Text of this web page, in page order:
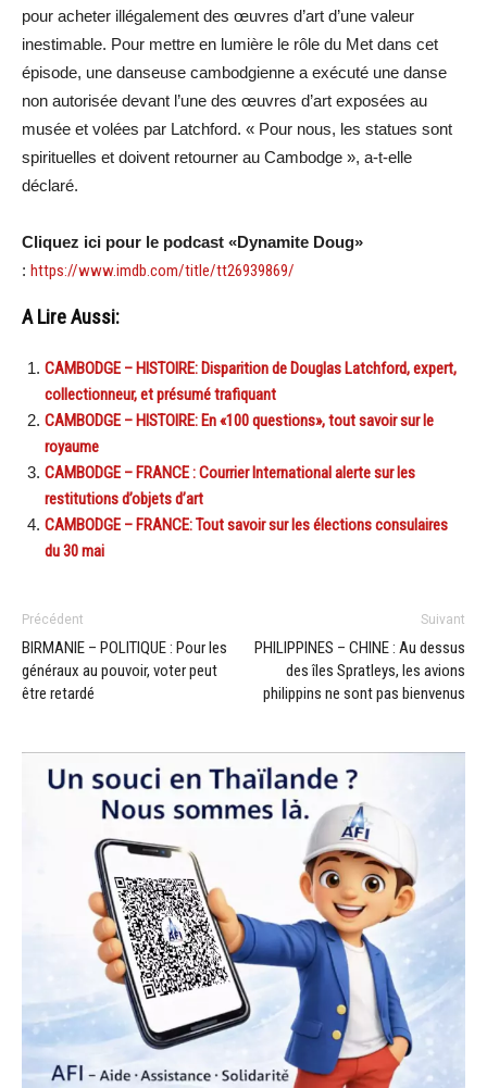
pour acheter illégalement des œuvres d’art d’une valeur
inestimable. Pour mettre en lumière le rôle du Met dans cet
épisode, une danseuse cambodgienne a exécuté une danse
non autorisée devant l’une des œuvres d’art exposées au
musée et volées par Latchford. « Pour nous, les statues sont
spirituelles et doivent retourner au Cambodge », a-t-elle
déclaré.
Cliquez ici pour le podcast «Dynamite Doug»
: https://www.imdb.com/title/tt26939869/
A Lire Aussi:
CAMBODGE – HISTOIRE: Disparition de Douglas Latchford, expert,
collectionneur, et présumé trafiquant
CAMBODGE – HISTOIRE: En «100 questions», tout savoir sur le
royaume
CAMBODGE – FRANCE : Courrier International alerte sur les
restitutions d’objets d’art
CAMBODGE – FRANCE: Tout savoir sur les élections consulaires
du 30 mai
Précédent
BIRMANIE – POLITIQUE : Pour les
généraux au pouvoir, voter peut
être retardé
Suivant
PHILIPPINES – CHINE : Au dessus
des îles Spratleys, les avions
philippins ne sont pas bienvenus